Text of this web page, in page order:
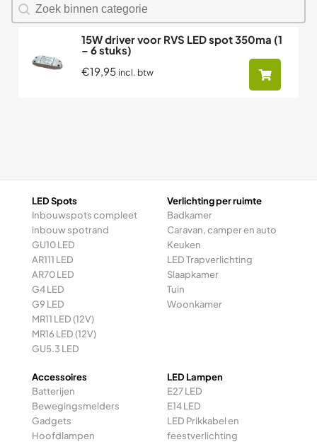
15W driver voor RVS LED spot 350ma (1
– 6 stuks)
€19,95 incl. btw
LED Spots
Inbouwspots compleet
inbouw spotrand
GU10 LED
AR111 LED
AR70 LED
G4 LED
G9 LED
MR11 LED (12V)
MR16 LED (12V)
GU5.3 LED
Verlichting per ruimte
Badkamer
Caravan, camper en auto
Keuken
LED Trapverlichting
Slaapkamer
Tuin
Woonkamer
Accessoires
Batterijen
Bewegingsmelders
Gadgets
Hoofdlampen
LED Lampen
E27 LED
E14 LED
LED Prikkabel en
feestverlichting